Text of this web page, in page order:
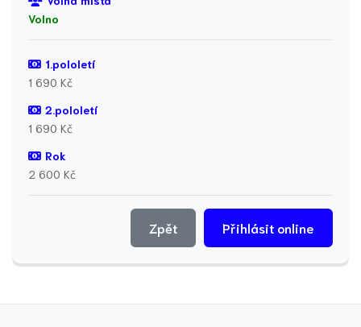
Volno
1.pololetí
1 690 Kč
2.pololetí
1 690 Kč
Rok
2 600 Kč
Přihlásit online
Zpět